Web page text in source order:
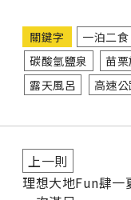
關鍵字 一泊二食
碳酸氫鹽泉
苗
露天風呂
高速
上一則
理想大地Fun肆一